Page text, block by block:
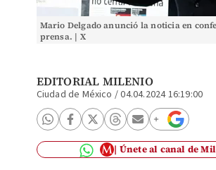
Mario Delgado anunció la noticia en
prensa. | X
EDITORIAL MILENIO
Ciudad de México /04.04.2024 16:19:00
Únete al canal de